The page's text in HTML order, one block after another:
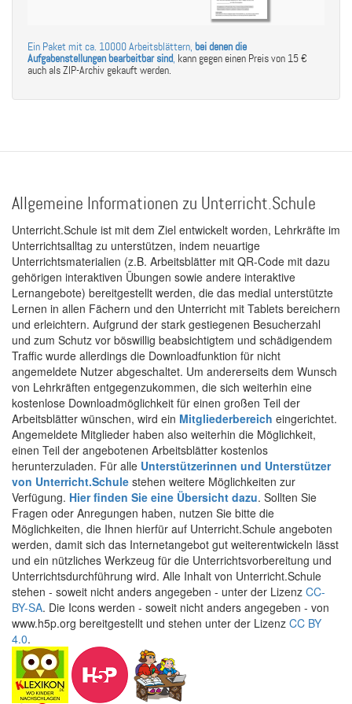
Ein Paket mit ca. 10000 Arbeitsblättern, bei denen die
Aufgabenstellungen bearbeitbar sind, kann gegen einen Preis von 15 €
auch als ZIP-Archiv gekauft werden.
Allgemeine Informationen zu Unterricht.Schule
Unterricht.Schule ist mit dem Ziel entwickelt worden, Lehrkräfte im
Unterrichtsalltag zu unterstützen, indem neuartige
Unterrichtsmaterialien (z.B. Arbeitsblätter mit QR-Code mit dazu
gehörigen interaktiven Übungen sowie andere interaktive
Lernangebote) bereitgestellt werden, die das medial unterstützte
Lernen in allen Fächern und den Unterricht mit Tablets bereichern
und erleichtern. Aufgrund der stark gestiegenen Besucherzahl
und zum Schutz vor böswillig beabsichtigtem und schädigendem
Traffic wurde allerdings die Downloadfunktion für nicht
angemeldete Nutzer abgeschaltet. Um andererseits dem Wunsch
von Lehrkräften entgegenzukommen, die sich weiterhin eine
kostenlose Downloadmöglichkeit für einen großen Teil der
Arbeitsblätter wünschen, wird ein Mitgliederbereich eingerichtet.
Angemeldete Mitglieder haben also weiterhin die Möglichkeit,
einen Teil der angebotenen Arbeitsblätter kostenlos
herunterzuladen. Für alle Unterstützerinnen und Unterstützer
von Unterricht.Schule stehen weitere Möglichkeiten zur
Verfügung. Hier finden Sie eine Übersicht dazu. Sollten Sie
Fragen oder Anregungen haben, nutzen Sie bitte die
Möglichkeiten, die Ihnen hierfür auf Unterricht.Schule angeboten
werden, damit sich das Internetangebot gut weiterentwickeln lässt
und ein nützliches Werkzeug für die Unterrichtsvorbereitung und
Unterrichtsdurchführung wird. Alle Inhalt von Unterricht.Schule
stehen - soweit nicht anders angegeben - unter der Lizenz CC-
BY-SA. Die Icons werden - soweit nicht anders angegeben - von
www.h5p.org bereitgestellt und stehen unter der Lizenz CC BY
4.0.